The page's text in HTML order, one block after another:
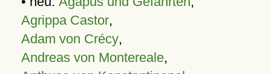
Agrippa Castor,
Adam von Crécy,
Andreas von Montereale,